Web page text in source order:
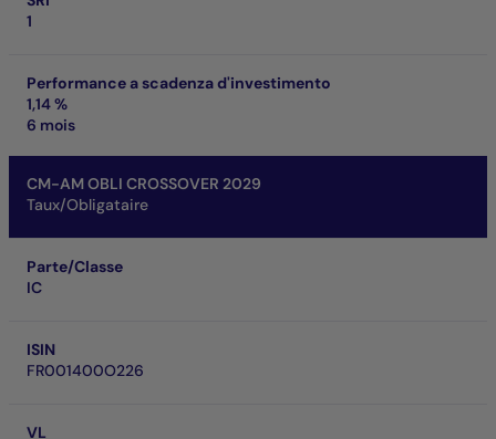
1
Performance a scadenza d'investimento
1,14 %
6 mois
CM-AM OBLI CROSSOVER 2029
Taux/Obligataire
Parte/Classe
IC
ISIN
FR001400O226
VL